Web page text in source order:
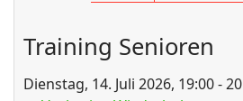
Training Senioren
Dienstag, 14. Juli 2026, 19:00 -